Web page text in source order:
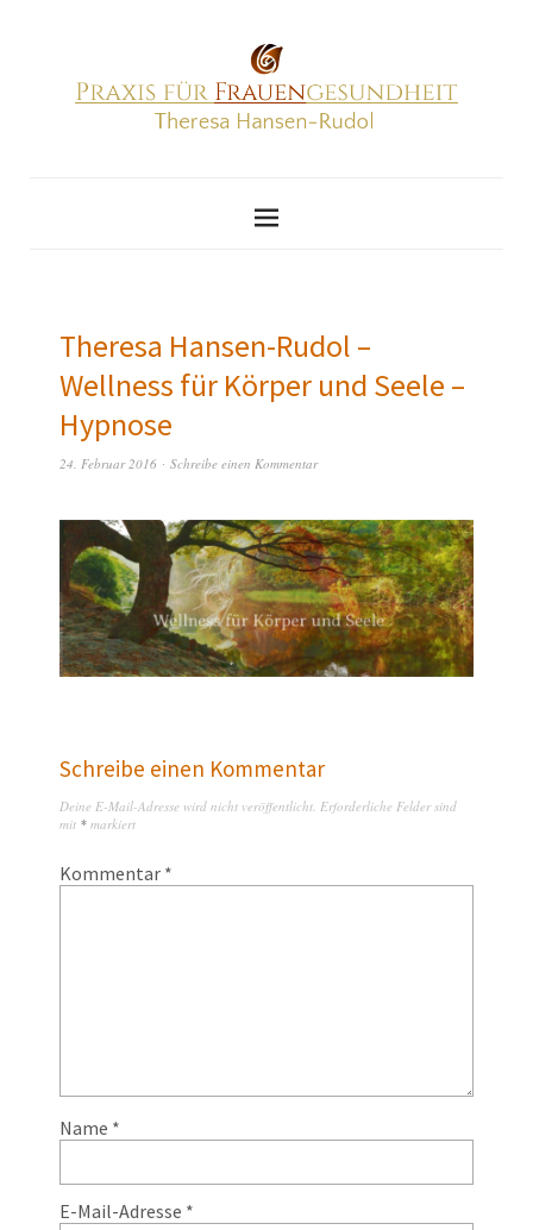
Theresa Hansen-Rudol –
Wellness für Körper und Seele –
Hypnose
24. Februar 2016 Schreibe einen Kommentar
Schreibe einen Kommentar
Deine E-Mail-Adresse wird nicht veröffentlicht. Erforderliche Felder sind
mit * markiert
Kommentar *
Name *
E-Mail-Adresse *